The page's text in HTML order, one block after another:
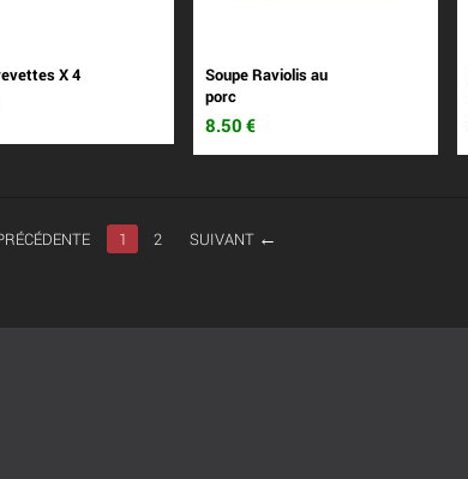
X 4
Soupe Raviolis au
porc
8.50 €
1 2 SUIVANT